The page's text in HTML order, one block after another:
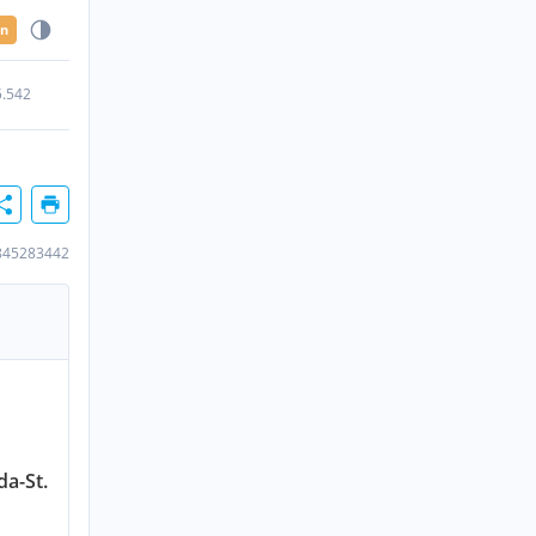
St.